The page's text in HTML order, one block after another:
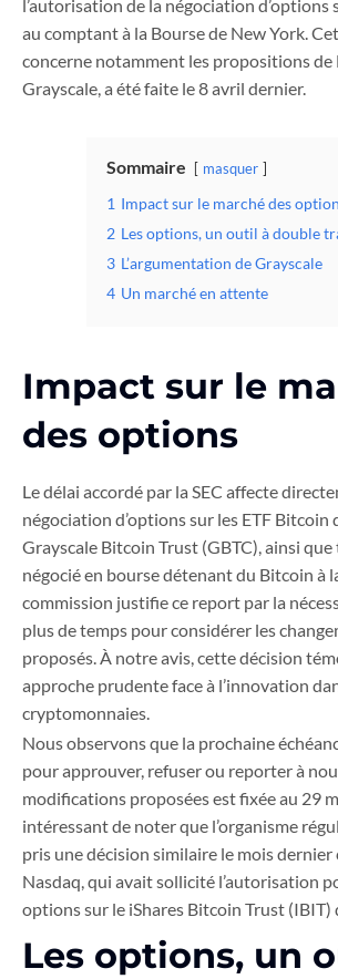
l’autorisation de la négociation d’options
au comptant à la Bourse de New York.
concerne notamment les propositions de
Grayscale, a été faite le 8 avril dernier.
Sommaire masquer
1 Impact sur le marché des
2 Les options, un outil à double
3 L’argumentation de Grayscale
4 Un marché en attente
Impact sur le
des options
Le délai accordé par la SEC affecte
négociation d’options sur les ETF Bitcoin
Grayscale Bitcoin Trust (GBTC), ainsi
négocié en bourse détenant du Bitcoin à
commission justifie ce report par la
plus de temps pour considérer les
proposés. À notre avis, cette décision
approche prudente face à l’innovation
cryptomonnaies.
Nous observons que la prochaine
pour approuver, refuser ou reporter à
modifications proposées est fixée au 29
intéressant de noter que l’organisme
pris une décision similaire le mois
Nasdaq, qui avait sollicité l’autorisation
options sur le iShares Bitcoin Trust (IBIT)
Les options, un